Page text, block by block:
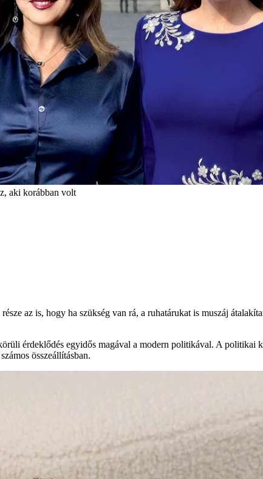
aki korábban volt
az is, hogy ha szükség van rá, a ruhatárukat is muszáj
érdeklődés egyidős magával a modern politikával. A
összeállításban.